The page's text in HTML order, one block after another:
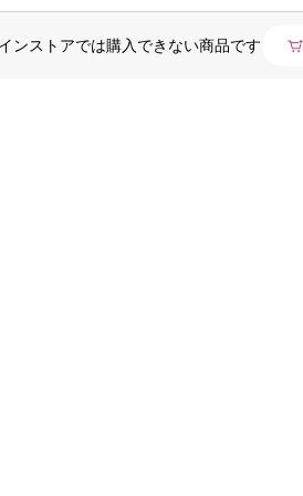
ンストアでは購入できない商品です